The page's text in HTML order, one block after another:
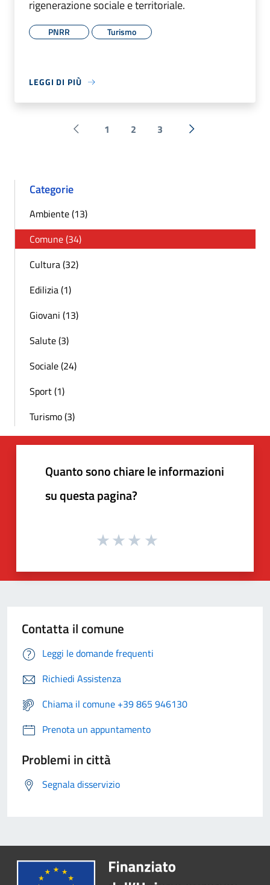
rigenerazione sociale e territoriale.
PNRR Turismo
LEGGI DI PIÙ
Pagina precedente
1 2 3 Successiva »
Categorie
Ambiente (13)
Comune (34)
Cultura (32)
Edilizia (1)
Giovani (13)
Salute (3)
Sociale (24)
Sport (1)
Turismo (3)
Quanto sono chiare le informazioni
su questa pagina?
Contatta il comune
Leggi le domande frequenti
Richiedi Assistenza
Chiama il comune +39 865 946130
Prenota un appuntamento
Problemi in città
Segnala disservizio